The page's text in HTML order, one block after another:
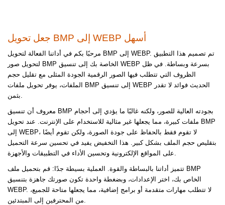
جعل تحويل BMP إلى WEBP أسهل
مرحبًا بكم في أداتنا الفعالة لتحويل BMP إلى WEBP. تم تصميم هذا التطبيق
لتحويل صور BMP الخاصة بك إلى تنسيق WEBP بسرعة وبساطة. في ظل
الظروف التي تتطلب فيها الصور الرقمية الجودة المثلى مع تقليل حجم
الملفات، يوفر تحويل ملفات BMP إلى تنسيق WEBP الحديث فوائد لا تقدر
بثمن.
معروف أن تنسيق BMP بجودته العالية للصور، ولكنه غالبًا ما يؤدي إلى أحجام
ملفات كبيرة، مما يجعلها غير مثالية للاستخدام على الإنترنت. عند تحويل BMP
إلى WEBP، لا تقوم فقط بالحفاظ على جودة الصورة، ولكن تقوم أيضًا
بتقليص حجم الملف بشكل كبير. هذا التخفيض يفيد في تحسين سرعة التحميل
على المواقع الإلكترونية وتحسين الأداء في التطبيقات والأجهزة.
تتميز أداتنا بالبساطة والقوة. العملية بسيطة جدًا: قم بتحميل ملف BMP
الخاص بك، اختر الإعدادات، وبضغطة واحدة تكون صورتك جاهزة بتنسيق
WEBP. لا تتطلب مهارات متقدمة أو برامج إضافية، مما يجعلها متاحة للجميع،
من المحترفين إلى المبتدئين.